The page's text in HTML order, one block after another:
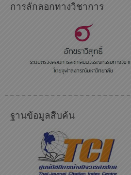
การลักลอกทางวิชาการ
ฐานข้อมูลสืบค้น